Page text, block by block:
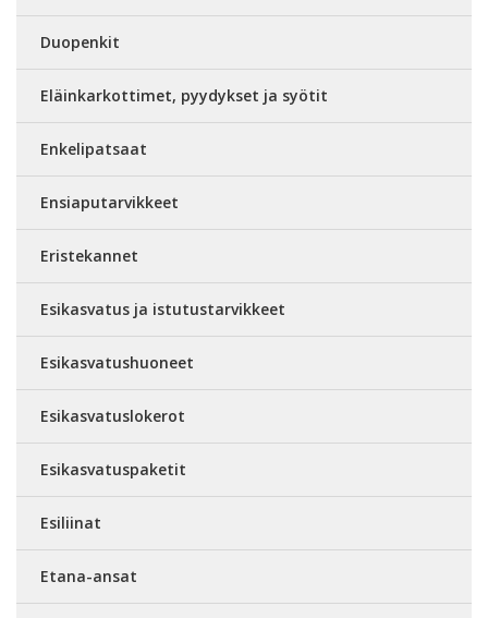
Duopenkit
Eläinkarkottimet, pyydykset ja syötit
Enkelipatsaat
Ensiaputarvikkeet
Eristekannet
Esikasvatus ja istutustarvikkeet
Esikasvatushuoneet
Esikasvatuslokerot
Esikasvatuspaketit
Esiliinat
Etana-ansat